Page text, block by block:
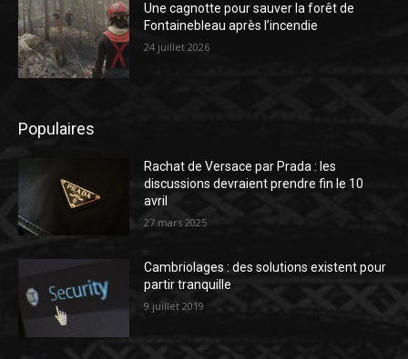
Une cagnotte pour sauver la forêt de
Fontainebleau après l’incendie
24 juillet 2026
Populaires
Rachat de Versace par Prada : les
discussions devraient prendre fin le 10
avril
27 mars 2025
Cambriolages : des solutions existent pour
partir tranquille
9 juillet 2019